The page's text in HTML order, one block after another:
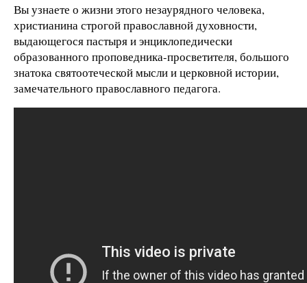
Вы узнаете о жизни этого незаурядного человека,
христианина строгой православной духовности,
выдающегося пастыря и энциклопедически
образованного проповедника-просветителя, большого
знатока святоотеческой мысли и церковной истории,
замечательного православного педагога.